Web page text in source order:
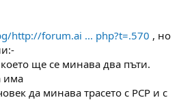
http://forum.ai ... php?t=.570 , но
ще се минава два пъти.
има
да минава трасето с PCP и с